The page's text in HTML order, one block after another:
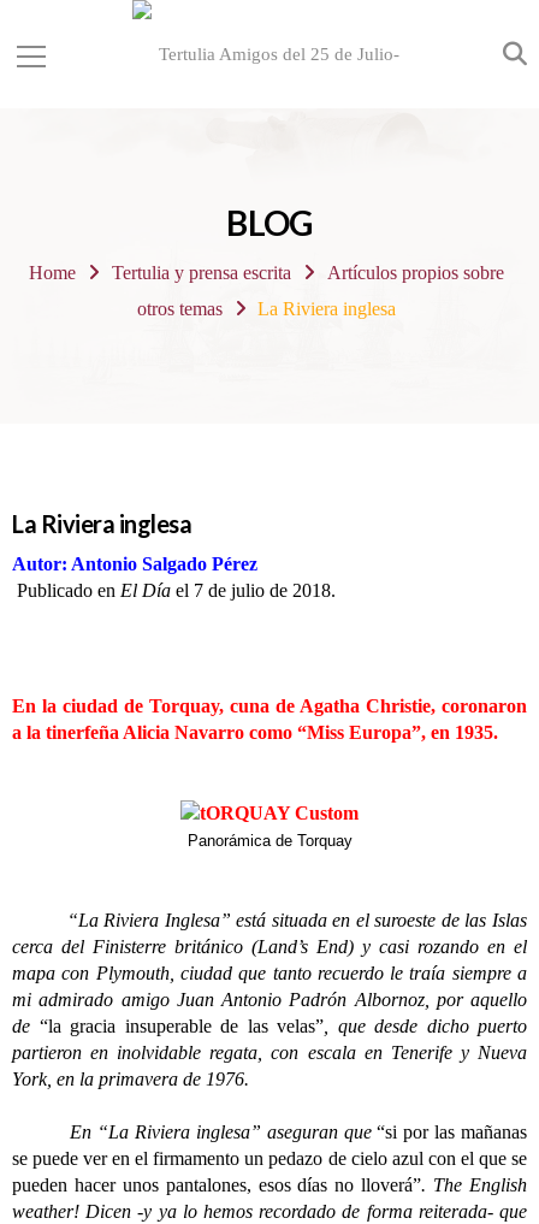
BLOG
Home Tertulia y prensa escrita
Artículos propios sobre
otros temas
La Riviera inglesa
La Riviera inglesa
Autor: Antonio Salgado Pérez
Publicado en El Día el 7 de julio de 2018.
En la ciudad de Torquay, cuna de Agatha Christie, coronaron
a la tinerfeña Alicia Navarro como “Miss Europa”, en 1935.
Panorámica de Torquay
“La Riviera Inglesa” está situada en el suroeste de las Islas
cerca del Finisterre británico (Land’s End) y casi rozando en el
mapa con Plymouth, ciudad que tanto recuerdo le traía siempre a
mi admirado amigo Juan Antonio Padrón Albornoz, por aquello
de “la gracia insuperable de las velas” , que desde dicho puerto
partieron en inolvidable regata, con escala en Tenerife y Nueva
York, en la primavera de 1976.
En “La Riviera inglesa” aseguran que“si por las mañanas
se puede ver en el firmamento un pedazo de cielo azul con el que se
pueden hacer unos pantalones, esos días no lloverá”. The English
weather! Dicen -y ya lo hemos recordado de forma reiterada- que